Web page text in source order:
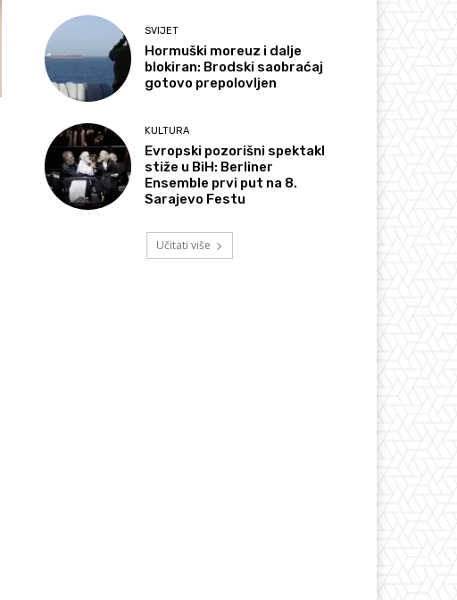
SVIJET
Hormuški moreuz i dalje
blokiran: Brodski saobraćaj
gotovo prepolovljen
KULTURA
Evropski pozorišni spektakl
stiže u BiH: Berliner
Ensemble prvi put na 8.
Sarajevo Festu
Učitati više